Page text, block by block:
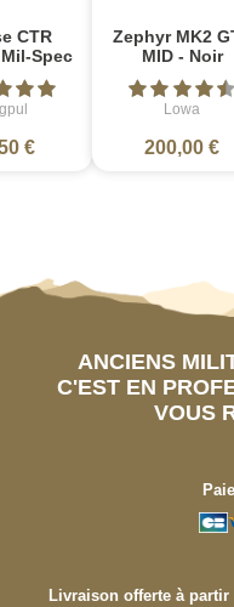
CTR
Spec
€
Zephyr MK2
MID - Noir
Lowa
200,00 €
ANCIENS
C'EST EN
VOUS
Livraison offerte à partir